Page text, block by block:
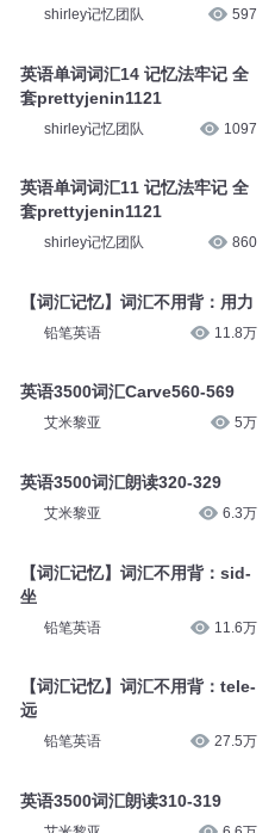
shirley记忆团队 597
英语单词词汇14 记忆法牢记 全
套prettyjenin1121
shirley记忆团队 1097
英语单词词汇11 记忆法牢记 全
套prettyjenin1121
shirley记忆团队 860
【词汇记忆】词汇不用背：用力
铅笔英语 11.8万
英语3500词汇Carve560-569
艾米黎亚 5万
英语3500词汇朗读320-329
艾米黎亚 6.3万
【词汇记忆】词汇不用背：sid-
坐
铅笔英语 11.6万
【词汇记忆】词汇不用背：tele-
远
铅笔英语 27.5万
英语3500词汇朗读310-319